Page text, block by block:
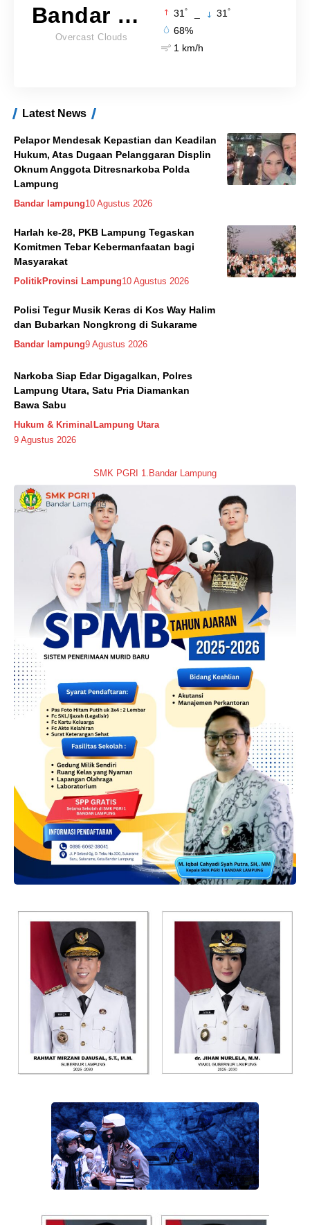
Bandar Lampung
Overcast Clouds
31 ° 31 °
68%
1 km/h
Latest News
Pelapor Mendesak Kepastian dan Keadilan
Hukum, Atas Dugaan Pelanggaran Displin
Oknum Anggota Ditresnarkoba Polda
Lampung
Bandar lampung10 Agustus 2026
Harlah ke-28, PKB Lampung Tegaskan
Komitmen Tebar Kebermanfaatan bagi
Masyarakat
PolitikProvinsi Lampung10 Agustus 2026
Polisi Tegur Musik Keras di Kos Way Halim
dan Bubarkan Nongkrong di Sukarame
Bandar lampung9 Agustus 2026
Narkoba Siap Edar Digagalkan, Polres
Lampung Utara, Satu Pria Diamankan
Bawa Sabu
Hukum & KriminalLampung Utara
9 Agustus 2026
SMK PGRI 1.Bandar Lampung